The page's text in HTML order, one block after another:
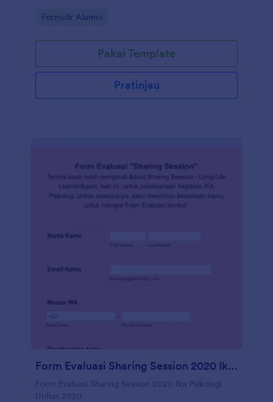
Formulir seret dan lepas kami untuk mengubah
kebutuhan Anda. Anda juga dapat menyinkronkan
kiriman tanggapan dan unggahan ke akun Anda
yang lain secara otomatis dengan 100+ integrasi
formulir gratis kami, seperti Google Drive, Dropbox,
Slack, dan banyak lainnya. Salin formulir ini dan
Go to Category:
Formulir Alumni
Pakai Template
Pratinjau
Form Evaluasi Sharing Session 2020 Ika Psikologi Unhas
Form Evaluasi Sharing Session 2020 Ika Psikologi
Unhas 2020